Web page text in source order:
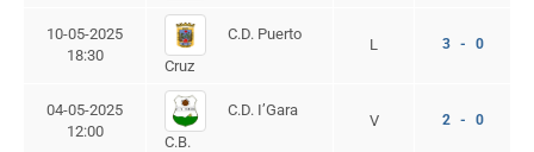
10-05-2025
18:30
C.D. Puerto
Cruz
L 3 - 0
04-05-2025
12:00
C.D. I’Gara
C.B.
V 2 - 0